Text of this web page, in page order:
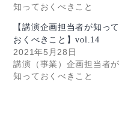
知っておくべきこと
【講演企画担当者が知って
おくべきこと】vol.14
2021年5月28日
講演（事業）企画担当者が
知っておくべきこと